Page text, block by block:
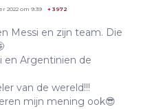
2022 om 9:39 + 3972
Messi en zijn team. Die
en Argentinien de
van de wereld!!!
mijn mening ook😎